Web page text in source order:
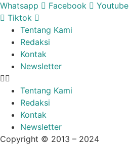
Whatsapp Facebook Youtube
Tiktok
Tentang Kami
Redaksi
Kontak
Newsletter
Tentang Kami
Redaksi
Kontak
Newsletter
Copyright © 2013 – 2024